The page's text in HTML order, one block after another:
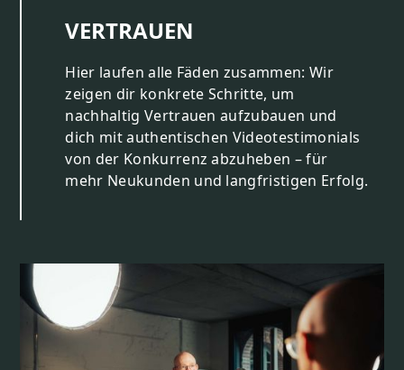
VERTRAUEN
Hier laufen alle Fäden zusammen: Wir
zeigen dir konkrete Schritte, um
nachhaltig Vertrauen aufzubauen und
dich mit authentischen Videotestimonials
von der Konkurrenz abzuheben – für
mehr Neukunden und langfristigen Erfolg.